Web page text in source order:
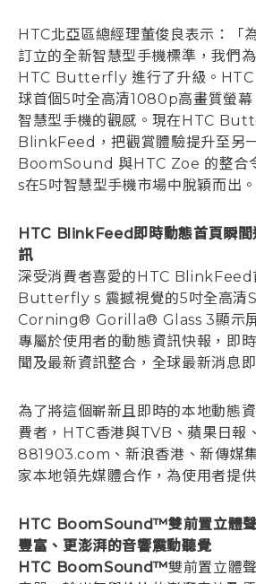
HTC北亞區總經理董俊良表示：「
訂立的全新智慧型手機標準，我們
HTC Butterfly 進行了升級。
球首個5吋全高清1080p高畫質螢幕
智慧型手機的觀感。現在HTC
BlinkFeed，把觀賞體驗提升至另
BoomSound 與HTC Zoe 的整
s在5吋智慧型手機市場中脫穎而出。
HTC BlinkFeed即時動態首頁瞬間
訊
深受消費者喜愛的HTC BlinkFeed
Butterfly s 震撼視覺的5吋全高清
Corning® Gorilla® Glass 3顯示屏
專屬於使用者的動態資訊快報，即
聞及最新資訊整合，全球最新消息
為了將這個嶄新且即時的本地動態
費者，HTC香港與TVB、蘋果日報
881903.com、新浪香港、新傳媒
家本地領先媒體合作，為使用者提
HTC BoomSound™雙前置立體聲
豐富、更澎湃的音響震動聽覺
HTC BoomSound™雙前置立體